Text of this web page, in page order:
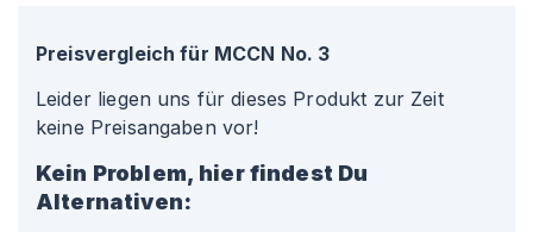
Preisvergleich für MCCN No. 3
Leider liegen uns für dieses Produkt zur Zeit
keine Preisangaben vor!
Kein Problem, hier findest Du
Alternativen: